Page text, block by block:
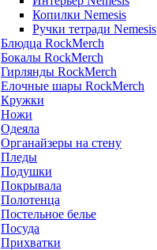
Копилки Nemesis
Ручки тетради Nemesis
Блюдца RockMerch
Бокалы RockMerch
Гирлянды RockMerch
Елочные шары RockMerch
Кружки
Ножи
Одеяла
Органайзеры на стену
Пледы
Подушки
Покрывала
Полотенца
Постельное белье
Посуда
Прихватки